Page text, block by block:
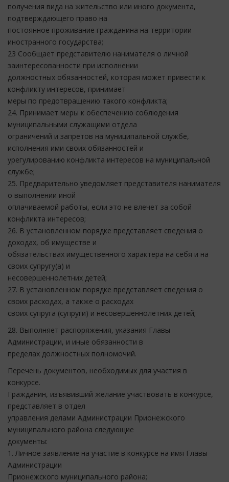
получения вида на жительство или иного документа,
подтверждающего право на
постоянное проживание гражданина на территории
иностранного государства;
23 Сообщает представителю нанимателя о личной
заинтересованности при исполнении
должностных обязанностей, которая может привести к
конфликту интересов, принимает
меры по предотвращению такого конфликта;
24. Принимает меры к обеспечению соблюдения
муниципальными служащими отдела
ограничений и запретов на муниципальной службе,
исполнения ими своих обязанностей и
урегулированию конфликта интересов на муниципальной
службе;
25. Предварительно уведомляет представителя нанимателя
о выполнении иной
оплачиваемой работы, если это не влечет за собой
конфликта интересов;
26. В установленном порядке представляет сведения о
доходах, об имуществе и
обязательствах имущественного характера на себя и на
своих супругу(а) и
несовершеннолетних детей;
27. В установленном порядке представляет сведения о
своих расходах, а также о расходах
своих супруга (супруги) и несовершеннолетних детей;
28. Выполняет распоряжения, указания Главы
Администрации, и иные обязанности в
пределах должностных полномочий.
Перечень документов, необходимых для участия в
конкурсе.
Гражданин, изъявивший желание участвовать в конкурсе,
представляет в отдел
управления делами Администрации Прионежского
муниципального района следующие
документы:
1. Личное заявление на участие в конкурсе на имя Главы
Администрации
Прионежского муниципального района;